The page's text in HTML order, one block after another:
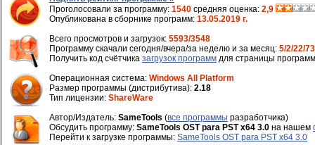
Проголосовали за программу: 1540 средняя оценка: 2,9
Опубликована в сборнике программ: 13.05.2019 г.
Всего просмотров и загрузок: 5593/3548
Программу скачали сегодня/вчера/за неделю и за месяц: 5/2/22/73
Получить код счётчика загрузок программ для страницы
Операционная система: Windows All Platform
Размер программы (дистрибутива): 2.18
Тип лицензии: ShareWare
Автор/Издатель: SameTools (все программы разработчика)
Обсудить программу: SameTools OST para PST x64 3.0 на нашем
Перейти к загрузке программы: SameTools OST para PST x64 3.0